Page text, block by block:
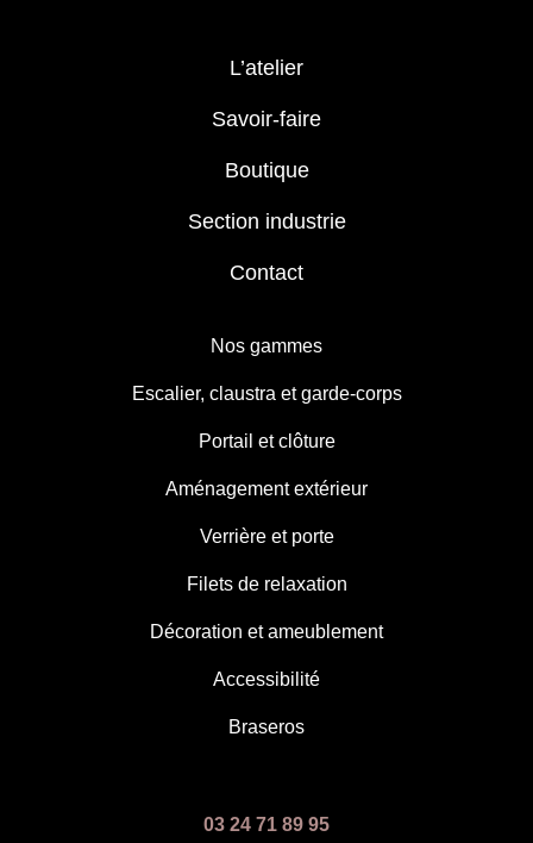
L’atelier
Savoir-faire
Boutique
Section industrie
Contact
Nos gammes
Escalier, claustra et garde-corps
Portail et clôture
Aménagement extérieur
Verrière et porte
Filets de relaxation
Décoration et ameublement
Accessibilité
Braseros
03 24 71 89 95